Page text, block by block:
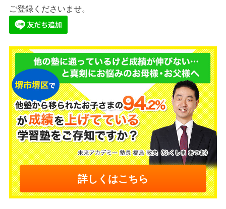
ご登録くださいませ。
詳しくはこちら